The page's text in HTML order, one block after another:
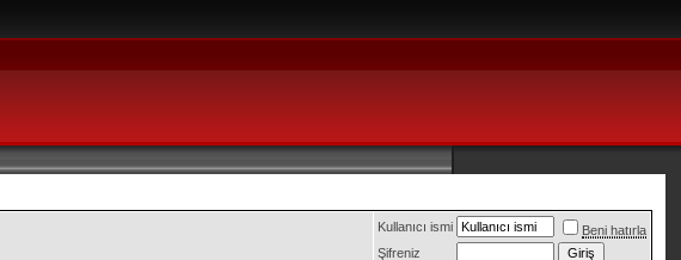
Kullanıcı ismi
Beni hatırla
Şifreniz